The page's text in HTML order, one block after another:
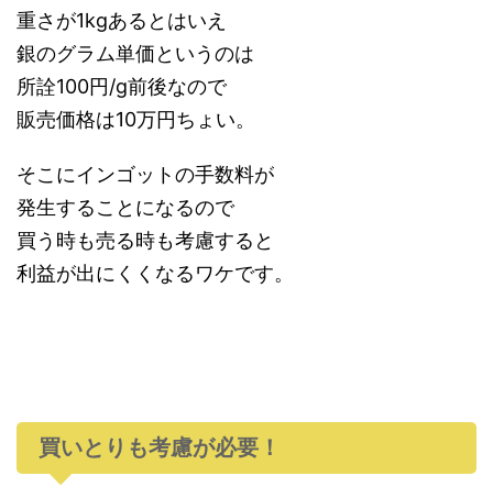
重さが1kgあるとはいえ
銀のグラム単価というのは
所詮100円/g前後なので
販売価格は10万円ちょい。
そこにインゴットの手数料が
発生することになるので
買う時も売る時も考慮すると
利益が出にくくなるワケです。
買いとりも考慮が必要！